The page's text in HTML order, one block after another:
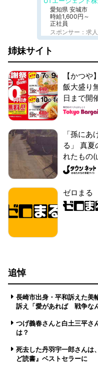
愛知県 安城市
時給1,600円～
正社員
スポンサー：求
姉妹サイト
【かつ
飯大盛り
日まで開
「孫に
る」 真夏
れたもの(
ゼロまる
追悼
長崎市出身・平和訴えた
訴え「愛があれば 戦争な
つげ義春さんと白土三平
は？
死去した丹羽宇一郎さん
ど読書』ベストセラーに